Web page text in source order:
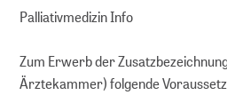
Palliativmedizin Info
Zum Erwerb der
Ärztekammer) folgende